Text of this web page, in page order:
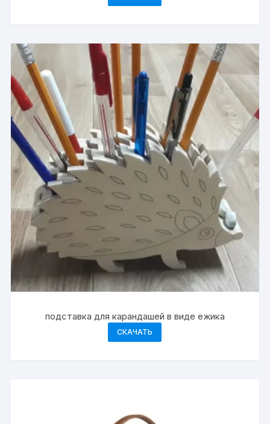
подставка для карандашей в виде ежика
СКАЧАТЬ